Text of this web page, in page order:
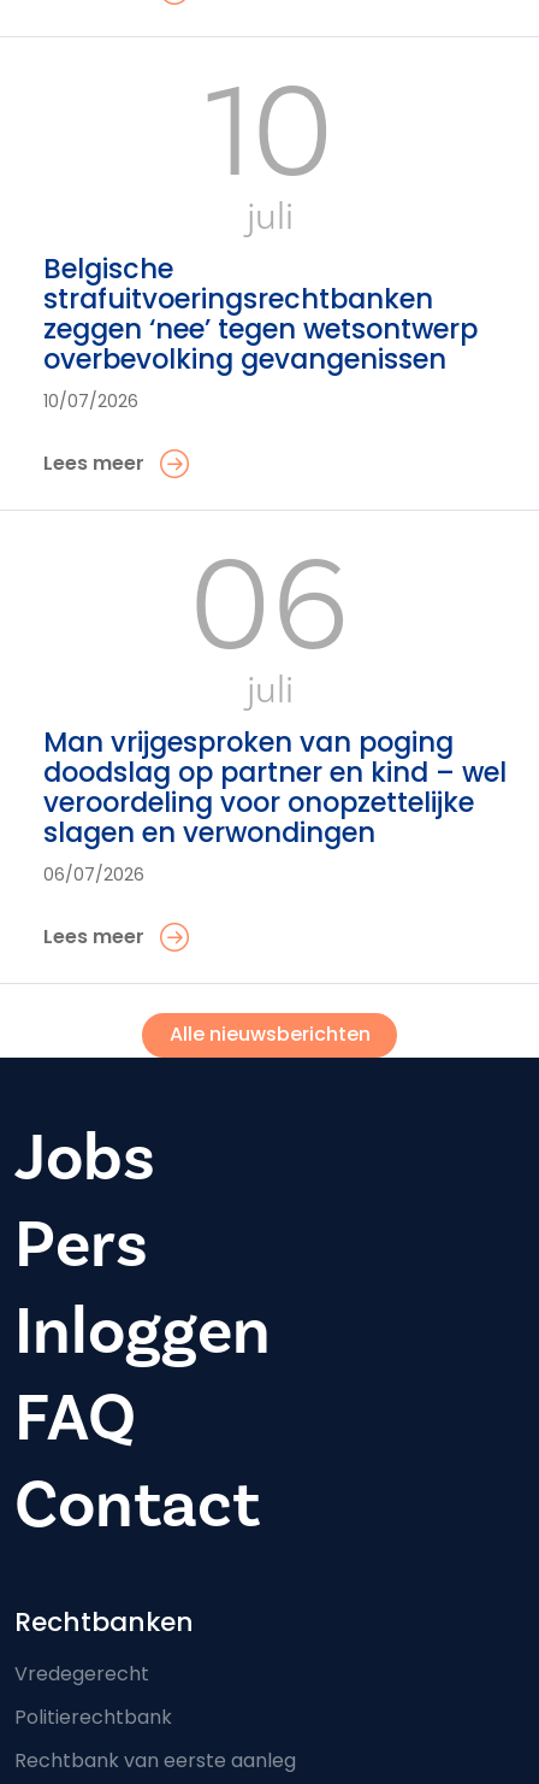
10
juli
Belgische
strafuitvoeringsrechtbanken
zeggen ‘nee’ tegen wetsontwerp
overbevolking gevangenissen
10/07/2026
Lees meer
06
juli
Man vrijgesproken van poging
doodslag op partner en kind – wel
veroordeling voor onopzettelijke
slagen en verwondingen
06/07/2026
Lees meer
Alle nieuwsberichten
Jobs
Pers
Inloggen
FAQ
Contact
Footer-menu
Rechtbanken
Vredegerecht
Politierechtbank
Rechtbank van eerste aanleg